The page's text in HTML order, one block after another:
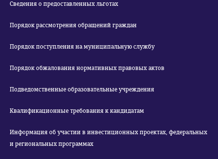
Сведения о предоставленных льготах
Порядок рассмотрения обращений граждан
Порядок поступления на муниципальную службу
Порядок обжалования нормативных правовых актов
Подведомственные образовательные учреждения
Квалификационные требования к кандидатам
Информация об участии в инвестиционных проектах, федеральных
и региональных программах